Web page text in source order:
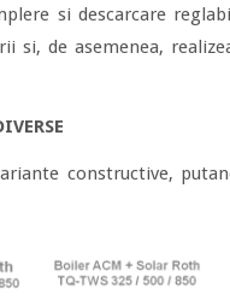
si descarcare
si, de asemenea,
constructive,